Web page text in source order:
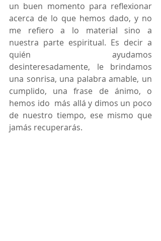
un buen momento para reflexionar
acerca de lo que hemos dado, y no
me refiero a lo material sino a
nuestra parte espiritual. Es decir a
quién ayudamos
desinteresadamente, le brindamos
una sonrisa, una palabra amable, un
cumplido, una frase de ánimo, o
hemos ido  más allá y dimos un poco
de nuestro tiempo, ese mismo que
jamás recuperarás.